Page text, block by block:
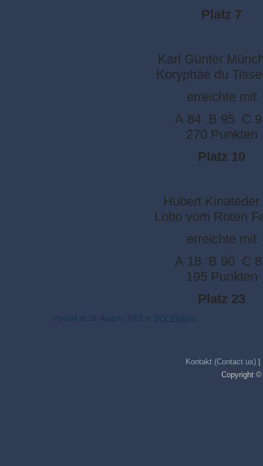
Platz 7
Karl Günter
Koryphäe du
erreichte mit
A 84 B 95 C
270 Punkten
Platz 10
Hubert Kinateder
Lobo vom Roten
erreichte mit
A 18 B 90 C
195 Punkten
Platz 23
Posted at 26. August 2001 in BLV Prüfung
Kontakt (Contact us)|
Copyright ©